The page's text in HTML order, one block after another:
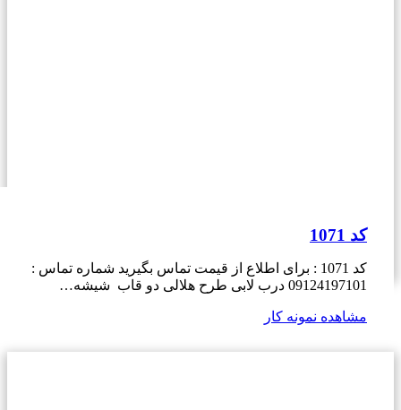
کد 1071
کد 1071 : برای اطلاع از قیمت تماس بگیرید شماره تماس :
09124197101 درب لابی طرح هلالی دو قاب شیشه…
مشاهده نمونه کار